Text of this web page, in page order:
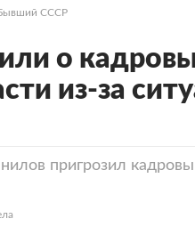
СССР
о
из-за
пригрозил